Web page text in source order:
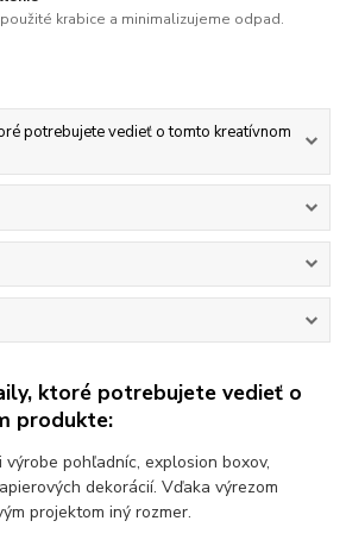
krabice a minimalizujeme odpad.
potrebujete vedieť o tomto kreatívnom
ktoré potrebujete vedieť o
produkte:
pohľadníc, explosion boxov,
dekorácií. Vďaka výrezom
projektom iný rozmer.